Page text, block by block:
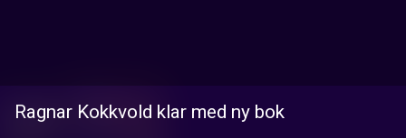
Ragnar Kokkvold klar med ny bok